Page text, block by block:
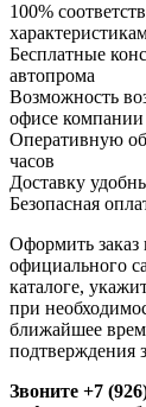
100%
Бесплатные
автопрома
Возможность
офисе компании
Оперативную
часов
Доставку
Безопасная
Оформить
официального
каталоге,
при
ближайшее
подтверждения
Звоните +7